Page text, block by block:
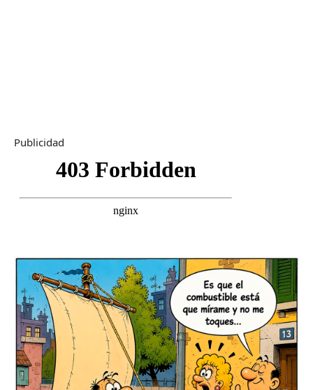
Publicidad